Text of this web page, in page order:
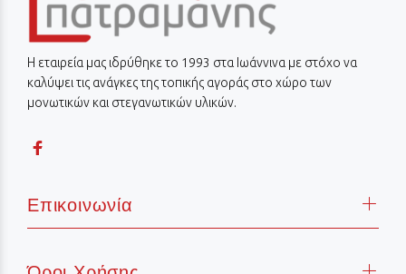
Η εταιρεία μας ιδρύθηκε το 1993 στα Ιωάννινα με στόχο να
καλύψει τις ανάγκες της τοπικής αγοράς στο χώρο των
μονωτικών και στεγανωτικών υλικών.
Επικοινωνία